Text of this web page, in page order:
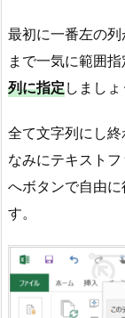
最初に一番左の
まで一気に範囲指
列に指定しましょ
全て文字列にし
なみにテキスト
へボタンで自由
す。